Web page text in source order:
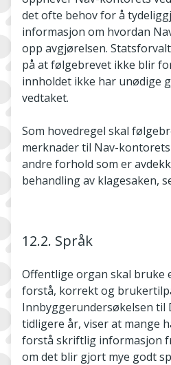
det ofte behov for å
informasjon om hvordan
opp avgjørelsen.
på at følgebrevet ikke blir
innholdet ikke har unødige
vedtaket.
Som hovedregel skal
merknader til Nav-
andre forhold som er
behandling av klagesaken,
12.2. Språk
Offentlige organ skal bruke
forstå, korrekt og
Innbyggerundersøkelsen til
tidligere år, viser at mange
forstå skriftlig informasjon
om det blir gjort mye godt